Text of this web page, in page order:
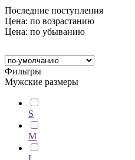
Последние поступления
Цена: по возрастанию
Цена: по убыванию
Фильтры
Мужские размеры
S
M